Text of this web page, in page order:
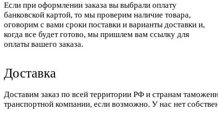
Если при оформлении заказа вы выбрали оплату
банковской картой, то мы проверим наличие товара,
оговорим с вами сроки поставки и варианты доставки и,
когда все будет готово, мы пришлем вам ссылку для
оплаты вашего заказа.
Доставка
Доставим заказ по всей территории РФ и странам
транспортной компании, если возможно. У нас нет